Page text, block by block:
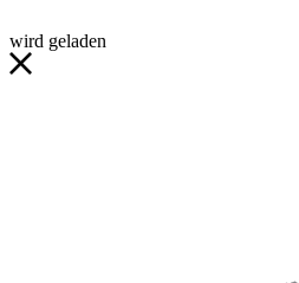
wird geladen